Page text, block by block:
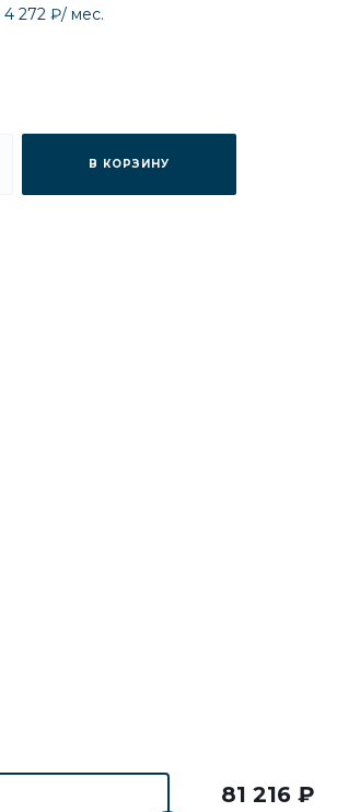
4 272 ₽/ мес.
В КОРЗИНУ
81 216 ₽